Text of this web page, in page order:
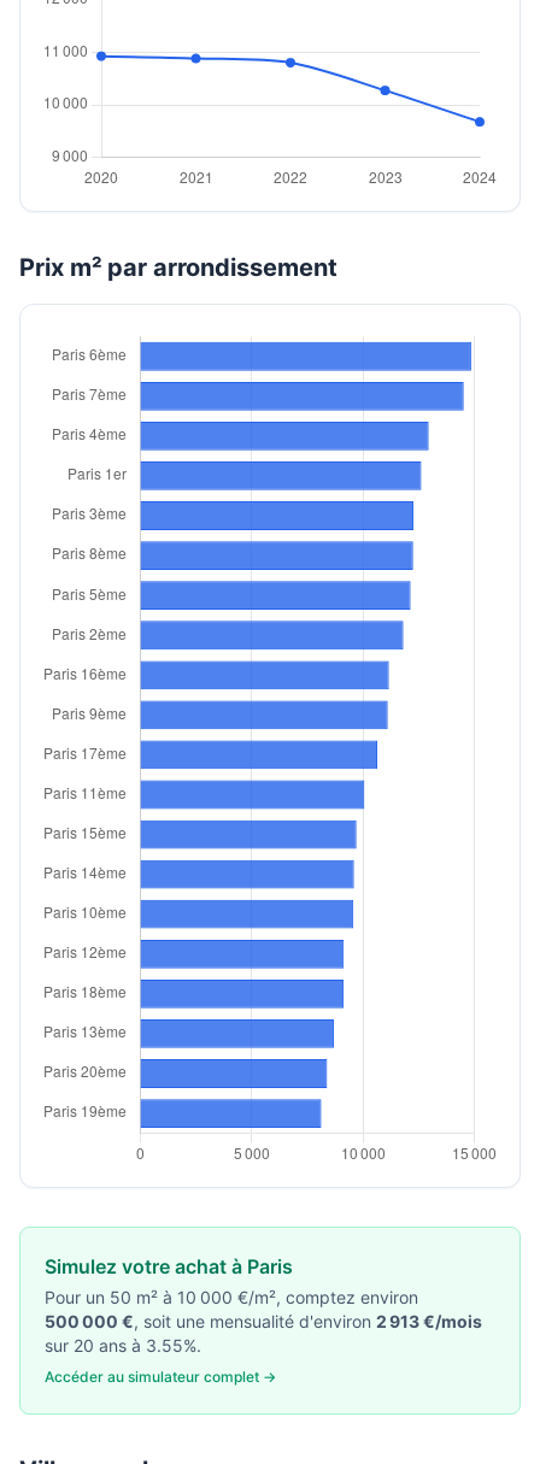
Prix m² par arrondissement
Simulez votre achat à Paris
Pour un 50 m² à 10 000 €/m², comptez environ
500 000 €, soit une mensualité d'environ 2 913 €/mois
sur 20 ans à 3.55%.
Accéder au simulateur complet →